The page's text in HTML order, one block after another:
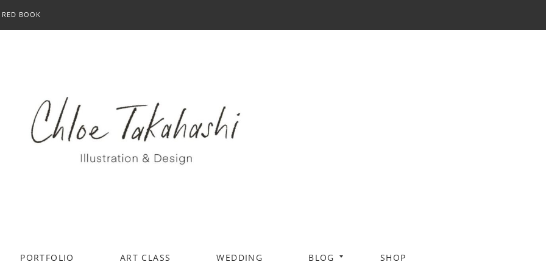
RED BOOK
PORTFOLIO ART CLASS WEDDING BLOG SHOP